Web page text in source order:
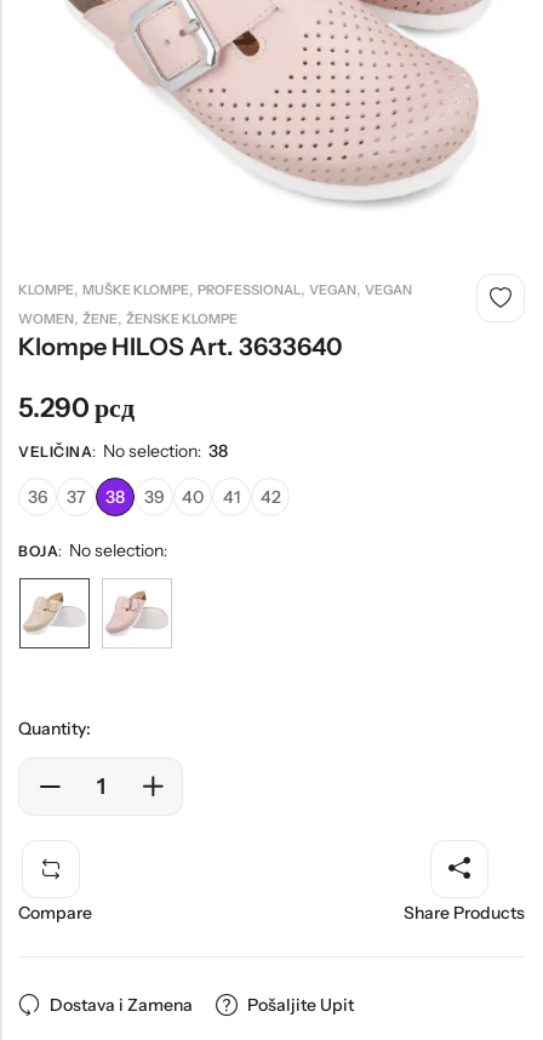
KLOMPE, MUŠKE KLOMPE, PROFESSIONAL, VEGAN, VEGAN
WOMEN, ŽENE, ŽENSKE KLOMPE
Klompe HILOS Art. 3633640
5.290рсд
VELIČINA: No selection: 38
36 37 38 39 40 41 42
BOJA: No selection:
Quantity:
Compare Share Products
Dostava i Zamena Pošaljite Upit
Borosana
NAJPOPULARNIJE!
4.490рсд
BESTSELLER
6.290